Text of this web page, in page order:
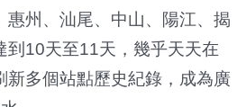
惠州、汕尾、中山、陽江、揭
到10天至11天，幾乎天天在
新多個站點歷史紀錄，成為廣